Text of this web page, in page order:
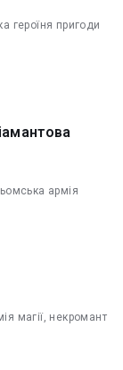
героїня пригоди
армія
магії, некромант